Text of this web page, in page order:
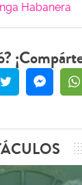
Habanera